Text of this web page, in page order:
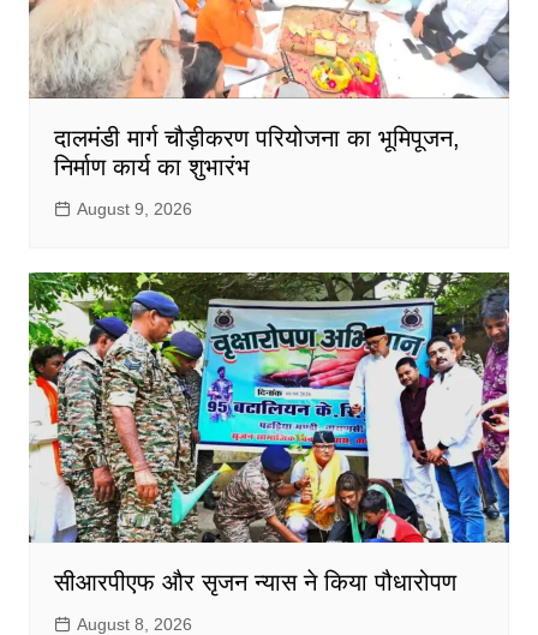
दालमंडी मार्ग चौड़ीकरण परियोजना का भूमिपूजन,
निर्माण कार्य का शुभारंभ
August 9, 2026
सीआरपीएफ और सृजन न्यास ने किया पौधारोपण
August 8, 2026